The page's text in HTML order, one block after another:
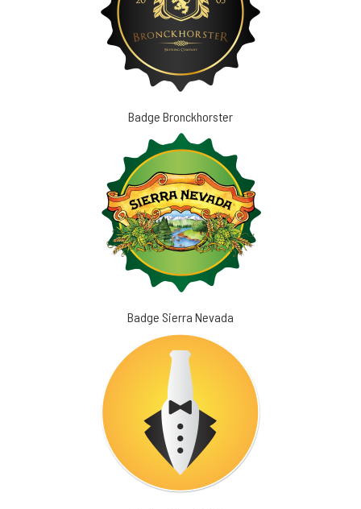
Badge Bronckhorster
Badge Sierra Nevada